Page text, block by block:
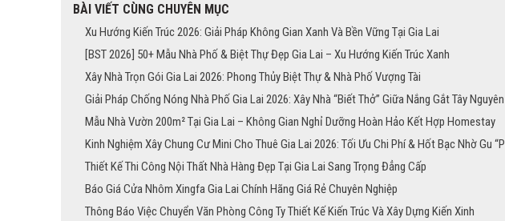
BÀI VIẾT CÙNG CHUYÊN MỤC
Xu Hướng Kiến Trúc 2026: Giải Pháp Không Gian Xanh Và Bền Vững Tại Gia Lai
[BST 2026] 50+ Mẫu Nhà Phố & Biệt Thự Đẹp Gia Lai – Xu Hướng Kiến Trúc Xanh
Xây Nhà Trọn Gói Gia Lai 2026: Phong Thủy Biệt Thự & Nhà Phố Vượng Tài
Giải Pháp Chống Nóng Nhà Phố Gia Lai 2026: Xây Nhà “Biết Thở” Giữa Nắng Gắt Tây Nguyên
Mẫu Nhà Vườn 200m² Tại Gia Lai – Không Gian Nghỉ Dưỡng Hoàn Hảo Kết Hợp Homestay
Kinh Nghiệm Xây Chung Cư Mini Cho Thuê Gia Lai 2026: Tối Ưu Chi Phí & Hốt Bạc Nhờ Gu
Thiết Kế Thi Công Nội Thất Nhà Hàng Đẹp Tại Gia Lai Sang Trọng Đẳng Cấp
Báo Giá Cửa Nhôm Xingfa Gia Lai Chính Hãng Giá Rẻ Chuyên Nghiệp
Thông Báo Việc Chuyển Văn Phòng Công Ty Thiết Kế Kiến Trúc Và Xây Dựng Kiến Xinh